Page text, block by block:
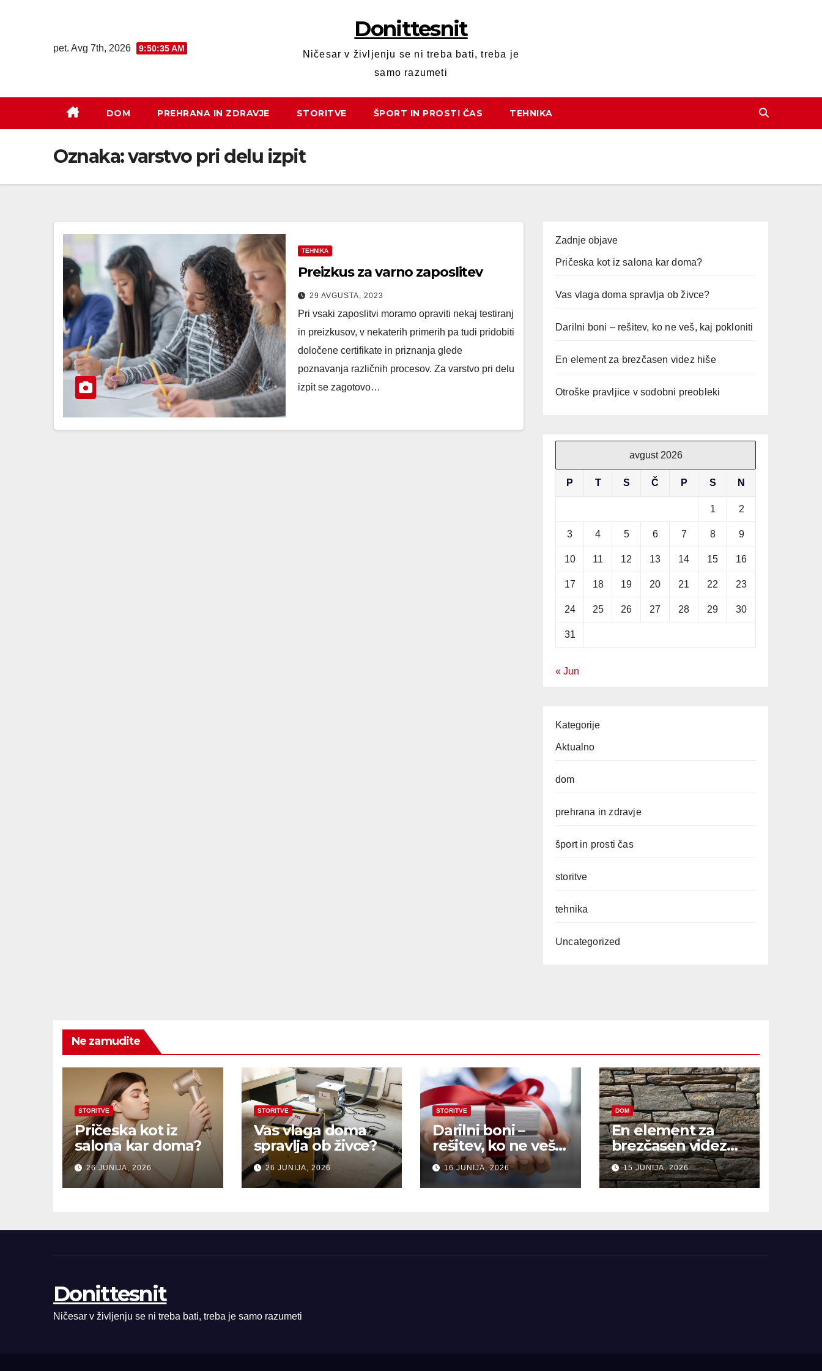
pet. Avg 7th, 2026 9:50:35 AM
Donittesnit
Ničesar v življenju se ni treba bati, treba je
samo razumeti
DOM PREHRANA IN ZDRAVJE STORITVE ŠPORT IN PROSTI ČAS TEHNIKA
Oznaka:varstvo pri delu izpit
TEHNIKA
Preizkus za varno zaposlitev
29 AVGUSTA, 2023
Pri vsaki zaposlitvi moramo opraviti nekaj testiranj
in preizkusov, v nekaterih primerih pa tudi pridobiti
določene certifikate in priznanja glede
poznavanja različnih procesov. Za varstvo pri delu
izpit se zagotovo…
Zadnje objave
Pričeska kot iz salona kar doma?
Vas vlaga doma spravlja ob živce?
Darilni boni – rešitev, ko ne veš, kaj pokloniti
En element za brezčasen videz hiše
Otroške pravljice v sodobni preobleki
avgust 2026
P T S Č P S N
1 2
3 4 5 6 7 8 9
10 11 12 13 14 15 16
17 18 19 20 21 22 23
24 25 26 27 28 29 30
31
« Jun
Kategorije
Aktualno
dom
prehrana in zdravje
šport in prosti čas
storitve
tehnika
Uncategorized
Ne zamudite
STORITVE
Pričeska kot iz
salona kar doma?
26 JUNIJA, 2026
STORITVE
Vas vlaga doma
spravlja ob živce?
26 JUNIJA, 2026
STORITVE
Darilni boni –
rešitev, ko ne veš,
kaj pokloniti
16 JUNIJA, 2026
DOM
En element za
brezčasen videz
hiše
15 JUNIJA, 2026
Donittesnit
Ničesar v življenju se ni treba bati, treba je samo razumeti